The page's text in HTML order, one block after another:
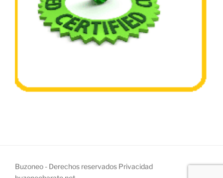
Buzoneo - Derechos reservados Privacidad